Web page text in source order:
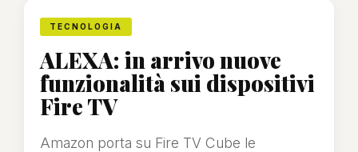
TECNOLOGIA
ALEXA: in arrivo nuove
funzionalità sui dispositivi
Fire TV
Amazon porta su Fire TV Cube le